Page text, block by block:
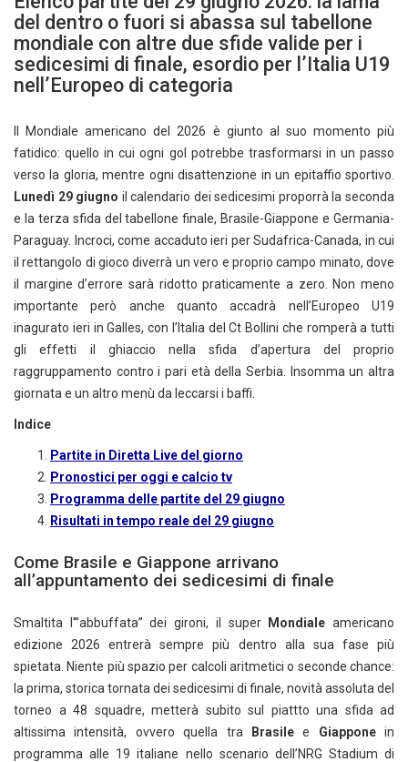
del dentro o fuori si abassa sul tabellone
mondiale con altre due sfide valide per i
sedicesimi di finale, esordio per l’Italia U19
nell’Europeo di categoria
Il Mondiale americano del 2026 è giunto al suo momento più
fatidico: quello in cui ogni gol potrebbe trasformarsi in un passo
verso la gloria, mentre ogni disattenzione in un epitaffio sportivo.
Lunedì 29 giugno il calendario dei sedicesimi proporrà la seconda
e la terza sfida del tabellone finale, Brasile-Giappone e Germania-
Paraguay. Incroci, come accaduto ieri per Sudafrica-Canada, in cui
il rettangolo di gioco diverrà un vero e proprio campo minato, dove
il margine d’errore sarà ridotto praticamente a zero. Non meno
importante però anche quanto accadrà nell’Europeo U19
inagurato ieri in Galles, con l’Italia del Ct Bollini che romperà a tutti
gli effetti il ghiaccio nella sfida d’apertura del proprio
raggruppamento contro i pari età della Serbia. Insomma un altra
giornata e un altro menù da leccarsi i baffi.
Indice
Partite in Diretta Live del giorno
Pronostici per oggi e calcio tv
Programma delle partite del 29 giugno
Risultati in tempo reale del 29 giugno
Come Brasile e Giappone arrivano
all’appuntamento dei sedicesimi di finale
Smaltita l'”abbuffata” dei gironi, il super Mondiale americano
edizione 2026 entrerà sempre più dentro alla sua fase più
spietata. Niente più spazio per calcoli aritmetici o seconde chance:
la prima, storica tornata dei sedicesimi di finale, novità assoluta del
torneo a 48 squadre, metterà subito sul piattto una sfida ad
altissima intensità, ovvero quella tra
Brasilee Giapponein
programma alle 19 italiane nello scenario dell’NRG Stadium di